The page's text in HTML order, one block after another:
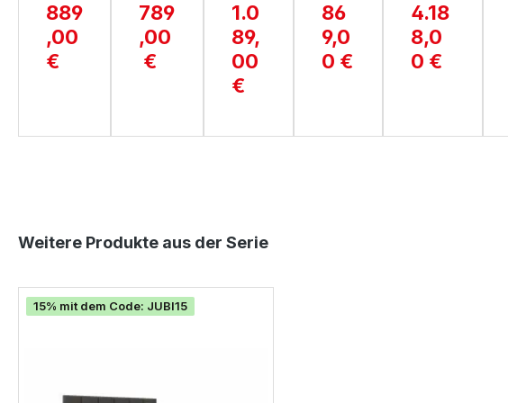
SIN
A
889
,00
€
ANI
A
789
,00
€
GAR
DA
1.0
89,
00
€
REN
O
86
9,0
0 €
R
LINE
4.18
8,0
0 €
Produktgalerie überspringen
Weitere Produkte aus der Serie
15% mit dem Code: JUBI15